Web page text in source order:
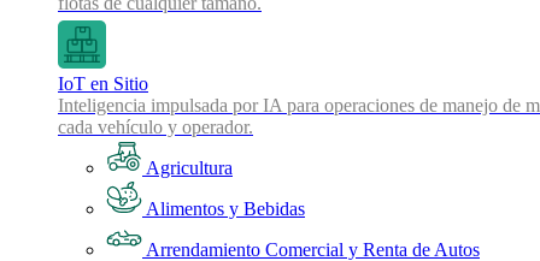
IoT en Sitio
Inteligencia impulsada por IA para operaciones de manejo de
cada vehículo y operador.
Agricultura
Alimentos y Bebidas
Arrendamiento Comercial y Renta de Autos